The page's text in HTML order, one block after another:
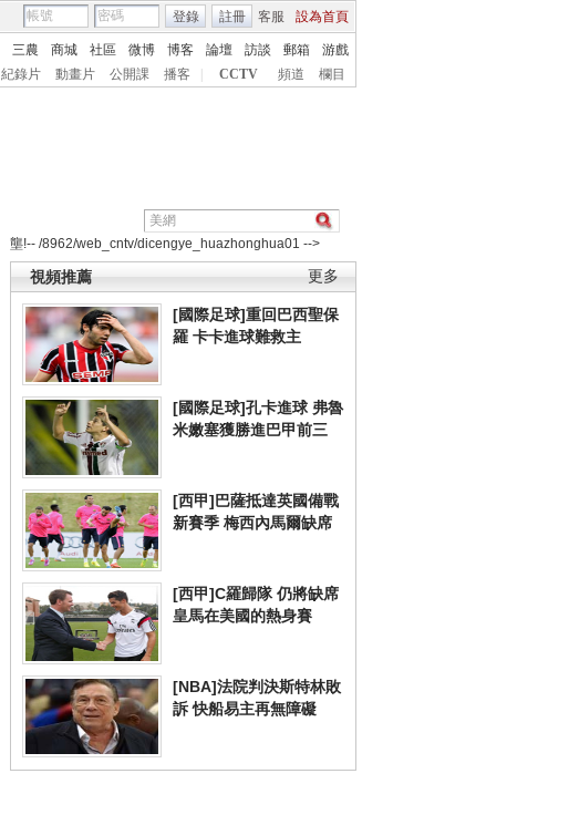
客服 設為首頁
登錄 註冊
三農 商城 社區 微博 博客 論壇 訪談 郵箱
游戲
紀錄片 動畫片 公開課 播客 CCTV 頻道 欄目
壟!-- /8962/web_cntv/dicengye_huazhonghua01 -->
更多
視頻推薦
[國際足球]重回巴西聖保
羅 卡卡進球難救主
[國際足球]孔卡進球 弗魯
米嫩塞獲勝進巴甲前三
[西甲]巴薩抵達英國備戰
新賽季 梅西內馬爾缺席
[西甲]C羅歸隊 仍將缺席
皇馬在美國的熱身賽
[NBA]法院判決斯特林敗
訴 快船易主再無障礙